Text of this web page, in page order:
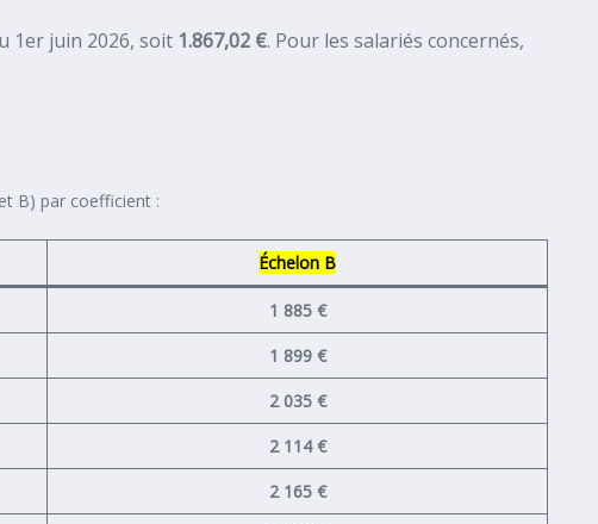
1er juin 2026, soit 1.867,02 €. Pour les salariés concernés,
B) par coefficient :
Échelon B
1 885 €
1 899 €
2 035 €
2 114 €
2 165 €